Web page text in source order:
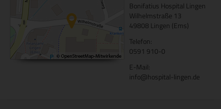
Bonifatius Hospital Lingen
Wilhelmstraße 13
49808 Lingen (Ems)
Telefon:
0591 910-0
E-Mail:
info@hospital-lingen.de